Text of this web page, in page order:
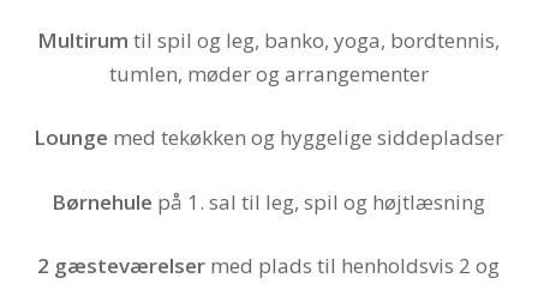
Multirum til spil og leg, banko, yoga, bordtennis,
tumlen, møder og arrangementer
Lounge med tekøkken og hyggelige siddepladser
Børnehule på 1. sal til leg, spil og højtlæsning
2 gæsteværelser med plads til henholdsvis 2 og